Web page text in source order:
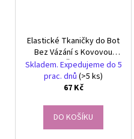
Elastické Tkaničky do Bot
Bez Vázání s Kovovou
Sponou, Žluté, 100 cm
Skladem. Expedujeme do 5
prac. dnů (>5 ks)
67 Kč
DO KOŠÍKU